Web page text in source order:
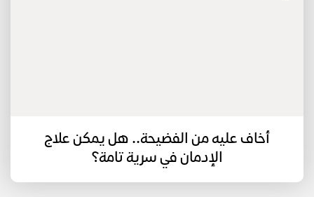
أخاف عليه من الفضيحة.. هل يمكن علاج
الإدمان في سرية تامة؟